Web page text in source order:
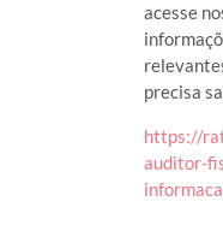
acesse
precisa
https://
auditor-